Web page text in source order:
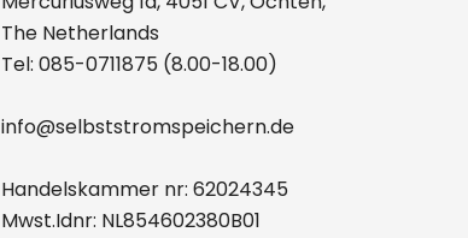
The Netherlands
Tel: 085-0711875 (8.00-18.00)
info@selbststromspeichern.de
Handelskammer nr: 62024345
Mwst.Idnr: NL854602380B01